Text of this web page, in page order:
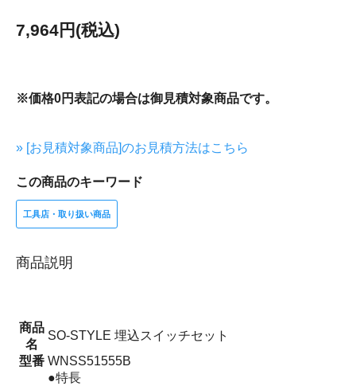
7,964円(税込)
※価格0円表記の場合は御見積対象商品です。
» [お見積対象商品]のお見積方法はこちら
この商品のキーワード
工具店・取り扱い商品
商品説明
商品
名
SO-STYLE 埋込スイッチセット
型番 WNSS51555B
●特長